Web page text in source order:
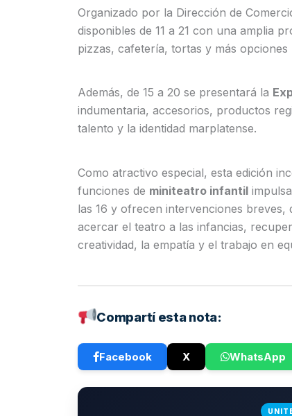
Organizado por la Dirección de
disponibles de 11 a 21 con una amplia
pizzas, cafetería, tortas y más
Además, de 15 a 20 se presentará la
indumentaria, accesorios, productos
talento y la identidad marplatense.
Como atractivo especial, esta edición
funciones de miniteatro infantil
las 16 y ofrecen intervenciones breves,
acercar el teatro a las infancias,
creatividad, la empatía y el trabajo en
Compartí esta nota:
Facebook X WhatsApp